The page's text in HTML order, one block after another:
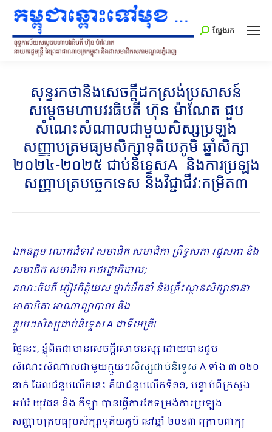
Search:
ស្វែងរក
សុន្ទរកថានិងសេចក្ដីដកស្រង់ប្រសាសន៍
សម្ដេចមហាបវរធិបតី ហ៊ុន ម៉ាណែត ជួប
សំណេះសំណាលជាមួយសិស្សប្រឡង
សញ្ញាបត្រមធ្យមសិក្សាទុតិយភូមិ ឆ្នាំសិក្សា
២០២៤-២០២៥ ជាប់និទ្ទេសA និងការប្រឡង
សញ្ញាបត្របច្ចេកទេស និងវិជ្ជាជីវៈកម្រិត៣
ឯកឧត្តម លោកជំទាវ សមាជិក សមាជិកា ព្រឹទ្ធសភា រដ្ឋសភា និង
សមាជិក សមាជិកា រាជរដ្ឋាភិបាល;
គណៈធិបតី ភ្ញៀវកិត្តិយស ថ្នាក់ដឹកនាំ និងគ្រឹះស្ថានសិក្សានានា
មាតាបិតា អាណាព្យាបាល និង
ក្មួយៗសិស្សជាប់និទ្ទេសA ជាទីមេត្រី!
ថ្ងៃនេះ, ខ្ញុំពិតជាមានសេចក្ដីសោមនស្ស ដោយបានជួប
សំណេះសំណាលជាមួយក្មួយៗសិស្សជាប់និទ្ទេសA ទាំង ៣ ០២០
នាក់ ដែលជំនួបលើកនេះ គឺជាជំនួបលើកទី១១, បន្ទាប់ពីក្រសួង
អប់រំ យុវជន និង កីឡា បានធ្វើការកែទម្រង់ការប្រឡង
សញ្ញាបត្រមធ្យមសិក្សាទុតិយភូមិ នៅឆ្នាំ ២០១៣ ក្រោមពាក្យ